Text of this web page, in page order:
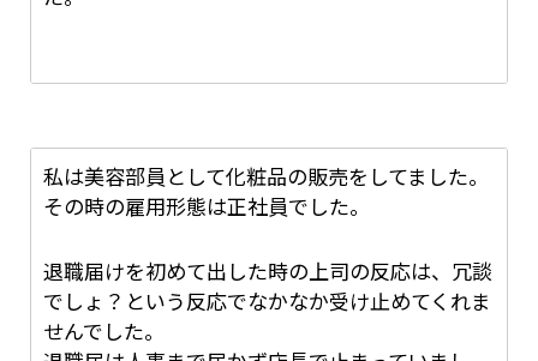
しました。
しかし、退職届は受けとっても貰えませんでし
た。
それから、2ヶ月後に退職届を受け取ってもらい
ました。
しかし、上司に「今辞められたら困る」と引き止
私は美容部員として化粧品の販売をしてました。
その時の雇用形態は正社員でした。
退職届けを初めて出した時の上司の反応は、冗談
でしょ？という反応でなかなか受け止めてくれま
せんでした。